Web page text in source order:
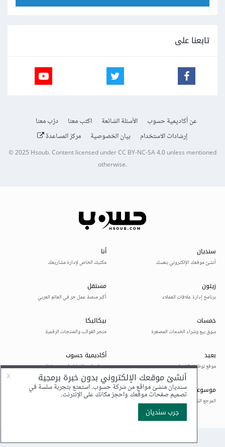
تابعنا على
عن أكاديمية حسوب الأسئلة الشائعة اكتب معنا
درّب معنا
إرشادات الاستخدام
بيان الخصوصية مركز المساعدة
© 2025Hsoub.Content licensed underCC BY-NC-SA 4.0unless mentioned
otherwise.